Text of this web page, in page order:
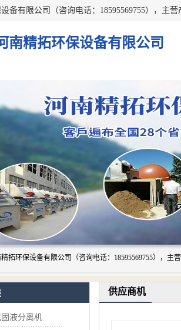
南精拓环保设备有限公司
液分离机
供应商机